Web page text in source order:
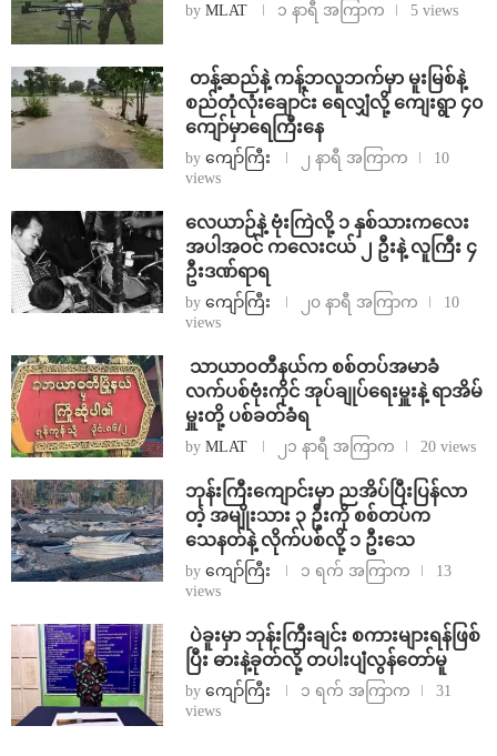
by MLAT ၁ နာရီ အကြာက 5 views
⁩ ⁨တန့်ဆည်နဲ့ ကန့်ဘလူဘက်မှာ မူးမြစ်နဲ့
စည်တုံလုံးချောင်း ရေလျှံလို့ ကျေးရွာ ၄၀
ကျော်မှာရေကြီးနေ
by ကျော်ကြီး ၂ နာရီ အကြာက
10
views
⁨လေယာဉ်နဲ့ ဗုံးကြဲလို့ ၁ နှစ်သားကလေး
အပါအဝင် ကလေးငယ် ၂ ဦးနဲ့ လူကြီး ၄
ဦးဒဏ်ရာရ
by ကျော်ကြီး ၂၀ နာရီ အကြာက
10
views
⁩ ⁨သာယာဝတီနယ်က စစ်တပ်အမာခံ
လက်ပစ်ဗုံးကိုင် အုပ်ချုပ်ရေးမှူးနဲ့ ရာအိမ်
မှူးတို့ ပစ်ခတ်ခံရ
by MLAT ၂၁ နာရီ အကြာက 20 views
ဘုန်းကြီးကျောင်းမှာ ညအိပ်ပြီးပြန်လာ
တဲ့ အမျိုးသား ၃ ဦးကို စစ်တပ်က
သေနတ်နဲ့ လိုက်ပစ်လို့ ၁ ဦးသေ
by ကျော်ကြီး ၁ ရက် အကြာက
13
views
⁩ ⁨ပဲခူးမှာ ဘုန်းကြီးချင်း စကားများရန်ဖြစ်
ပြီး ဓားနဲ့ခုတ်လို့ တပါးပျံလွန်တော်မူ
by ကျော်ကြီး ၁ ရက် အကြာက
31
views